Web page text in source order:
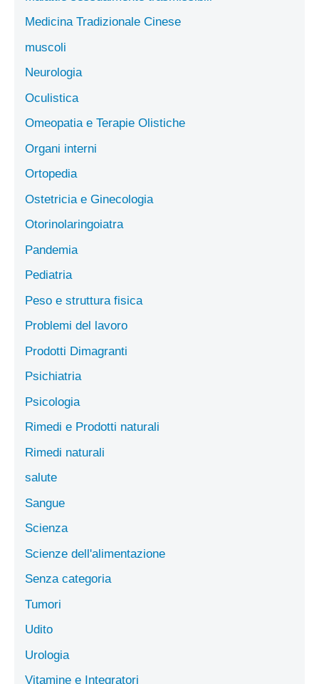
Medicina Tradizionale Cinese
muscoli
Neurologia
Oculistica
Omeopatia e Terapie Olistiche
Organi interni
Ortopedia
Ostetricia e Ginecologia
Otorinolaringoiatra
Pandemia
Pediatria
Peso e struttura fisica
Problemi del lavoro
Prodotti Dimagranti
Psichiatria
Psicologia
Rimedi e Prodotti naturali
Rimedi naturali
salute
Sangue
Scienza
Scienze dell'alimentazione
Senza categoria
Tumori
Udito
Urologia
Vitamine e Integratori